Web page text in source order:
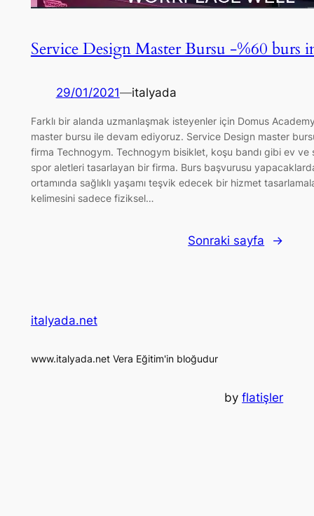
Service Design Master Bursu -%60 burs
29/01/2021—italyada
Farklı bir alanda uzmanlaşmak isteyenler için Domus
master bursu ile devam ediyoruz. Service Design master
firma Technogym. Technogym bisiklet, koşu bandı gibi ev ve
spor aletleri tasarlayan bir firma. Burs başvurusu
ortamında sağlıklı yaşamı teşvik edecek bir hizmet
kelimesini sadece fiziksel…
Sonraki sayfa →
italyada.net
www.italyada.net Vera Eğitim'in bloğudur
byflatişler